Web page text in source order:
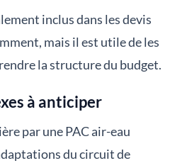
inclus dans les devis
mais il est utile de les
la structure du budget.
à anticiper
par une PAC air-eau
du circuit de